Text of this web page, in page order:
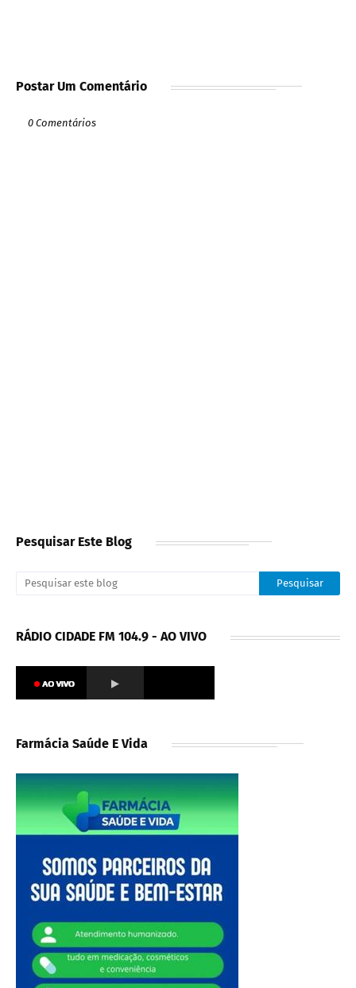
Postar Um Comentário
0 Comentários
Pesquisar Este Blog
RÁDIO CIDADE FM 104.9 - AO VIVO
Farmácia Saúde E Vida